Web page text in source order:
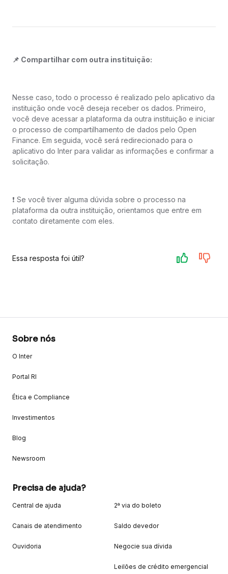
📌 Compartilhar com outra instituição:
Nesse caso, todo o processo é realizado pelo aplicativo da
instituição onde você deseja receber os dados. Primeiro,
você deve acessar a plataforma da outra instituição e iniciar
o processo de compartilhamento de dados pelo Open
Finance. Em seguida, você será redirecionado para o
aplicativo do Inter para validar as informações e confirmar a
solicitação.
❗️ Se você tiver alguma dúvida sobre o processo na
plataforma da outra instituição, orientamos que entre em
contato diretamente com eles.
Essa resposta foi útil?
Sobre nós
O Inter
Portal RI
Ética e Compliance
Investimentos
Blog
Newsroom
Precisa de ajuda?
Central de ajuda
Canais de atendimento
Ouvidoria
2ª via do boleto
Saldo devedor
Negocie sua dívida
Leilões de crédito emergencial